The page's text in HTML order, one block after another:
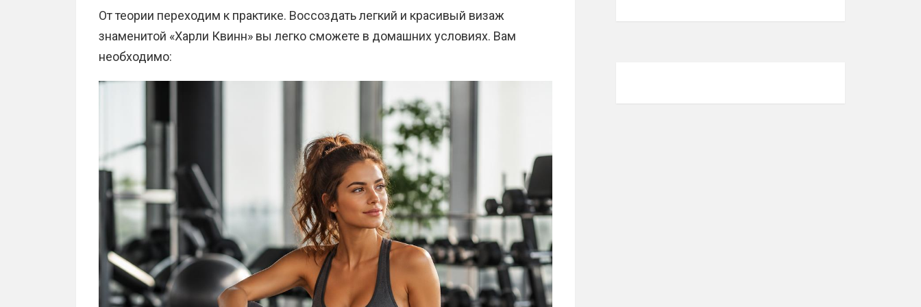
От теории переходим к практике. Воссоздать легкий и красивый визаж
знаменитой «Харли Квинн» вы легко сможете в домашних условиях. Вам
необходимо: